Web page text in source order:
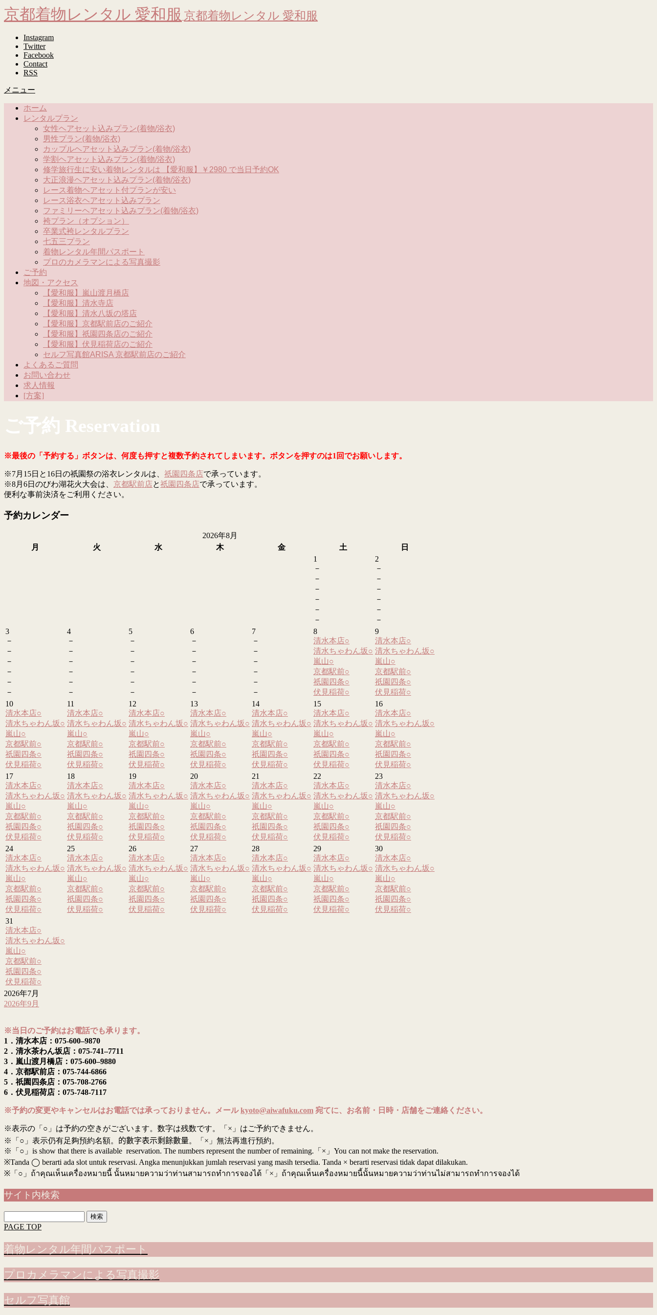
京都着物レンタル 愛和服 京都着物レンタル 愛和服
Instagram
Twitter
Facebook
Contact
RSS
メニュー
ホーム
レンタルプラン
女性ヘアセット込みプラン(着物/浴衣)
男性プラン(着物/浴衣)
カップルヘアセット込みプラン(着物/浴衣)
学割ヘアセット込みプラン(着物/浴衣)
修学旅行生に安い着物レンタルは 【愛和服】￥2980 で当日予約OK
大正浪漫ヘアセット込みプラン(着物/浴衣)
レース着物ヘアセット付プランが安い
レース浴衣ヘアセット込みプラン
ファミリーヘアセット込みプラン(着物/浴衣)
袴プラン（オプション）
卒業式袴レンタルプラン
七五三プラン
着物レンタル年間パスポート
プロのカメラマンによる写真撮影
ご予約
地図・アクセス
【愛和服】嵐山渡月橋店
【愛和服】清水寺店
【愛和服】清水八坂の塔店
【愛和服】京都駅前店のご紹介
【愛和服】祇園四条店のご紹介
【愛和服】伏見稲荷店のご紹介
セルフ写真館ARISA 京都駅前店のご紹介
よくあるご質問
お問い合わせ
求人情報
[方案]
ご予約 Reservation
※最後の「予約する」ボタンは、何度も押すと複数予約されてしまいます。ボタンを押すのは1回でお願いします。
※7月15日と16日の祇園祭の浴衣レンタルは、 祇園四条店で承っています。
※8月6日のびわ湖花火大会は、 京都駅前店と祇園四条店で承っています。
便利な事前決済をご利用ください。
予約カレンダー
2026年8月
月
火 水 木 金 土
日
1
－
－
－
－
－
－
2
－
－
－
－
－
－
3
－
－
－
－
－
－
4
－
－
－
－
－
－
5
－
－
－
－
－
－
6
－
－
－
－
－
－
7
－
－
－
－
－
－
8
清水本店○
清水ちゃわん坂○
嵐山○
京都駅前○
祇園四条○
伏見稲荷○
9
清水本店○
清水ちゃわん坂○
嵐山○
京都駅前○
祇園四条○
伏見稲荷○
10
清水本店○
清水ちゃわん坂○
嵐山○
京都駅前○
祇園四条○
伏見稲荷○
11
清水本店○
清水ちゃわん坂○
嵐山○
京都駅前○
祇園四条○
伏見稲荷○
12
清水本店○
清水ちゃわん坂○
嵐山○
京都駅前○
祇園四条○
伏見稲荷○
13
清水本店○
清水ちゃわん坂○
嵐山○
京都駅前○
祇園四条○
伏見稲荷○
14
清水本店○
清水ちゃわん坂○
嵐山○
京都駅前○
祇園四条○
伏見稲荷○
15
清水本店○
清水ちゃわん坂○
嵐山○
京都駅前○
祇園四条○
伏見稲荷○
16
清水本店○
清水ちゃわん坂○
嵐山○
京都駅前○
祇園四条○
伏見稲荷○
17
清水本店○
清水ちゃわん坂○
嵐山○
京都駅前○
祇園四条○
伏見稲荷○
18
清水本店○
清水ちゃわん坂○
嵐山○
京都駅前○
祇園四条○
伏見稲荷○
19
清水本店○
清水ちゃわん坂○
嵐山○
京都駅前○
祇園四条○
伏見稲荷○
20
清水本店○
清水ちゃわん坂○
嵐山○
京都駅前○
祇園四条○
伏見稲荷○
21
清水本店○
清水ちゃわん坂○
嵐山○
京都駅前○
祇園四条○
伏見稲荷○
22
清水本店○
清水ちゃわん坂○
嵐山○
京都駅前○
祇園四条○
伏見稲荷○
23
清水本店○
清水ちゃわん坂○
嵐山○
京都駅前○
祇園四条○
伏見稲荷○
24
清水本店○
清水ちゃわん坂○
嵐山○
京都駅前○
祇園四条○
伏見稲荷○
25
清水本店○
清水ちゃわん坂○
嵐山○
京都駅前○
祇園四条○
伏見稲荷○
26
清水本店○
清水ちゃわん坂○
嵐山○
京都駅前○
祇園四条○
伏見稲荷○
27
清水本店○
清水ちゃわん坂○
嵐山○
京都駅前○
祇園四条○
伏見稲荷○
28
清水本店○
清水ちゃわん坂○
嵐山○
京都駅前○
祇園四条○
伏見稲荷○
29
清水本店○
清水ちゃわん坂○
嵐山○
京都駅前○
祇園四条○
伏見稲荷○
30
清水本店○
清水ちゃわん坂○
嵐山○
京都駅前○
祇園四条○
伏見稲荷○
31
清水本店○
清水ちゃわん坂○
嵐山○
京都駅前○
祇園四条○
伏見稲荷○
2026年7月
2026年9月
※当日のご予約はお電話でも承ります。
1．清水本店：075-600–9870
2．清水茶わん坂店：075-741–7711
3．嵐山渡月橋店：075-600–9880
4．京都駅前店：075-744-6866
5．祇園四条店：075-708-2766
6．伏見稲荷店：075-748-7117
※予約の変更やキャンセルはお電話では承っておりません。メールkyoto@aiwafuku.com 宛てに、お名前・日時・店舗をご連絡ください。
※表示の「○」は予約の空きがございます。数字は残数です。「×」はご予約できません。
※「○」表示仍有足夠預約名額。 的數字表示剩餘數量。「×」無法再進行預約。
※「○」is show that there is available reservation. The numbers represent the number of remaining.「×」You can not make the reservation.
※Tanda ◯ berarti ada slot untuk reservasi. Angka menunjukkan jumlah reservasi yang masih tersedia. Tanda × berarti reservasi tidak dapat dilakukan.
※ 「○」ถ้าคุณเห็นเครื่องหมายนี้ นั้นหมายความว่าท่านสามารถทำการจองได้「×」ถ้าคุณเห็นเครื่องหมายนี้นั้นหมายความว่าท่านไม่สามารถทำการจองได้
サイト内検索
索:
PAGE TOP
着物レンタル年間パスポート
プロカメラマンによる写真撮影
セルフ写真館